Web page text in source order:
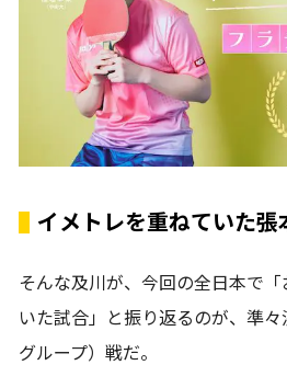
イメトレを重ねていた張
そんな及川が、今回の全日本で
いた試合」と振り返るのが、準
グループ）戦だ。